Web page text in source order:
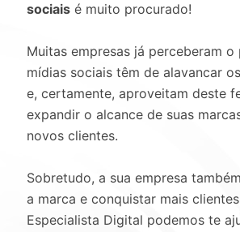
sociais é muito procurado!
Muitas empresas já perceberam o
mídias sociais têm de alavancar
e, certamente, aproveitam deste
expandir o alcance de suas
novos clientes.
Sobretudo, a sua empresa
a marca e conquistar mais
Especialista Digital podemos te